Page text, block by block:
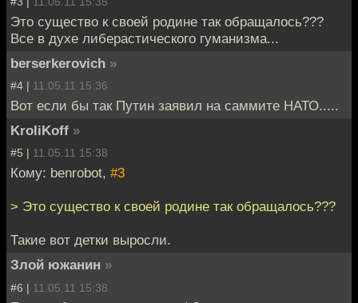
Это существо к своей родине так обращалось???
Все в духе либерастического гуманизма...
berserkerovich »
#4 | 11.05.11 15:36
Вот если бы так Путин заявил на саммите НАТО.....
KroliKoff »
#5 | 11.05.11 15:38
Кому: benrobot, #3
> Это существо к своей родине так обращалось???
Такие вот детки выросли.
Злой южанин »
#6 | 11.05.11 15:38